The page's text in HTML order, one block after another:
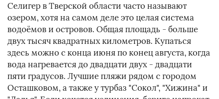
Селигер в Тверской области часто называют
озером, хотя на самом деле это целая система
водоёмов и островов. Общая площадь - больше
двух тысяч квадратных километров. Купаться
здесь можно с конца июня по конец августа, когда
вода нагревается до двадцати двух - двадцати
пяти градусов. Лучшие пляжи рядом с городом
Осташковом, а также у турбаз "Сокол", "Хижина" и